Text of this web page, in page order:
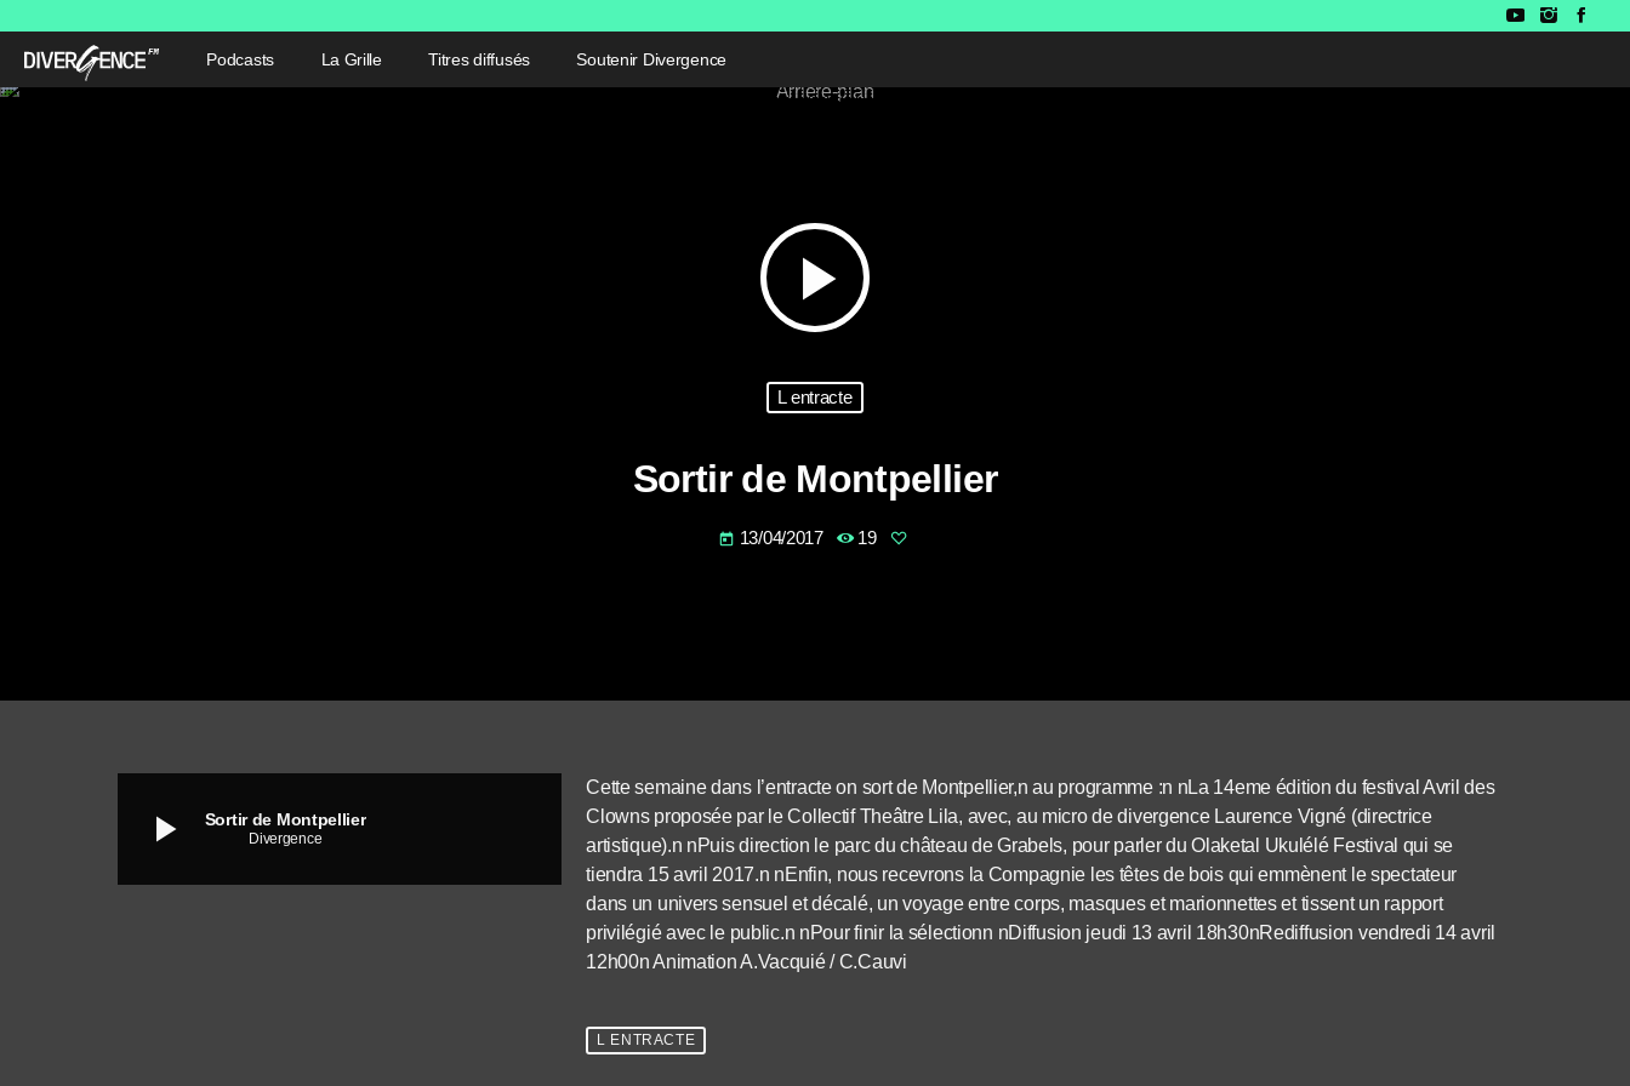
Podcasts La Grille Titres diffusés Soutenir Divergence
play_arrow
L entracte
Sortir de Montpellier
today 13/04/2017 19
play_arrow Sortir de Montpellier
Divergence
Cette semaine dans l’entracte on sort de Montpellier,n au programme :n nLa 14eme édition du festival Avril des
Clowns proposée par le Collectif Theâtre Lila, avec, au micro de divergence Laurence Vigné (directrice
artistique).n nPuis direction le parc du château de Grabels, pour parler du Olaketal Ukulélé Festival qui se
tiendra 15 avril 2017.n nEnfin, nous recevrons la Compagnie les têtes de bois qui emmènent le spectateur
dans un univers sensuel et décalé, un voyage entre corps, masques et marionnettes et tissent un rapport
privilégié avec le public.n nPour finir la sélectionn nDiffusion jeudi 13 avril 18h30nRediffusion vendredi 14 avril
12h00n Animation A.Vacquié / C.Cauvi
L ENTRACTE